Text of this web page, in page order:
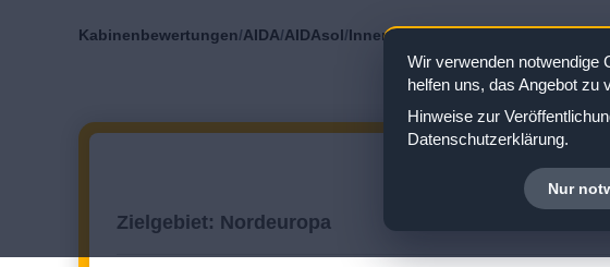
Kabinenbewertungen/AIDA/AIDAsol/Innenkabine
AIDASOL
Zielgebiet: Nordeuropa
Wir verwenden notwendige
helfen uns, das Angebot zu
Hinweise zur
Datenschutzerklärung.
Nur